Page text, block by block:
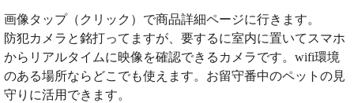
画像タップ（クリック）で商品詳細ページに行きます。
防犯カメラと銘打ってますが、要するに室内に置いてスマホ
からリアルタイムに映像を確認できるカメラです。wifi環境
のある場所ならどこでも使えます。お留守番中のペットの見
守りに活用できます。